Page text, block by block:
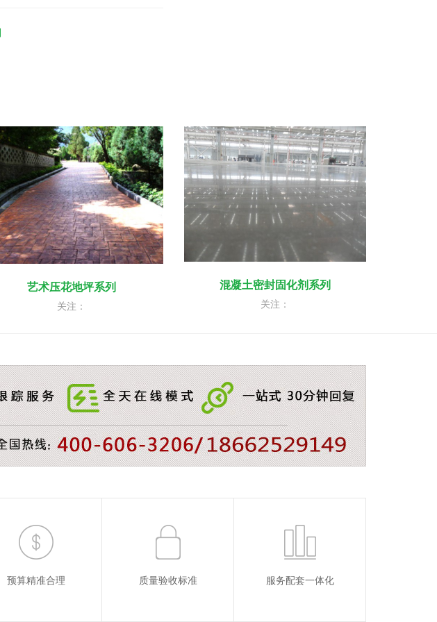
艺术压花地坪系列
关注：
混凝土密封固化剂系列
关注：
预算精准合理 质量验收标准 服务配套一体化